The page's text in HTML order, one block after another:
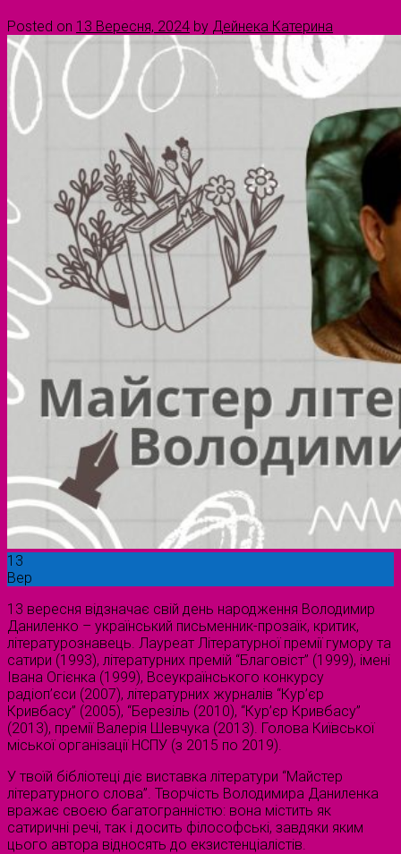
Posted on 13 Вересня, 2024 by Дейнека Катерина
13
Вер
13 вересня відзначає свій день народження Володимир
Даниленко – український письменник-прозаїк, критик,
літературознавець. Лауреат Літературної премії гумору та
сатири (1993), літературних премій “Благовіст” (1999), імені
Івана Огієнка (1999), Всеукраїнського конкурсу
радіоп’єси (2007), літературних журналів “Кур’єр
Кривбасу” (2005), “Березіль (2010), “Кур’єр Кривбасу”
(2013), премії Валерія Шевчука (2013). Голова Київської
міської організації НСПУ (з 2015 по 2019).
У твоїй бібліотеці діє виставка літератури “Майстер
літературного слова”. Творчість Володимира Даниленка
вражає своєю багатогранністю: вона містить як
сатиричні речі, так і досить філософські, завдяки яким
цього автора відносять до екзистенціалістів.